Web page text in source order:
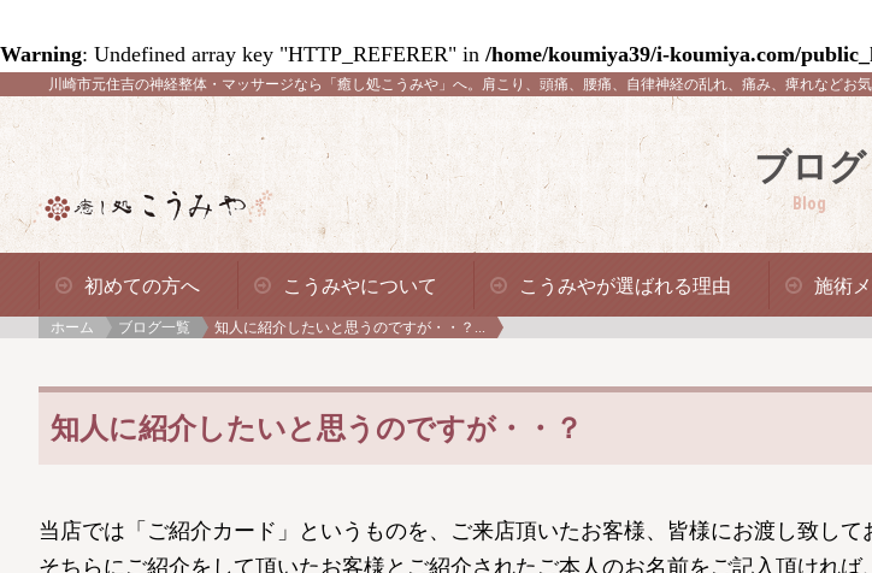
Warning: Undefined array key "HTTP_REFERER" in /home/koumiya39/i-koumiya.com/
川崎市元住吉の神経整体・マッサージなら「癒し処こうみや」へ。 肩こり、頭痛、腰痛、自律神経の乱れ、痛み、痺れなどお気
ブログ
Blog
初めての方へ こうみやについて こうみやが選ばれる理由 施術
ホーム ブログ一覧 知人に紹介したいと思うのですが・・？...
知人に紹介したいと思うのですが・・？
当店では「ご紹介カード」というものを、ご来店頂いたお客様、皆様にお渡し致して
そちらにご紹介をして頂いたお客様とご紹介されたご本人のお名前をご記入頂けれ